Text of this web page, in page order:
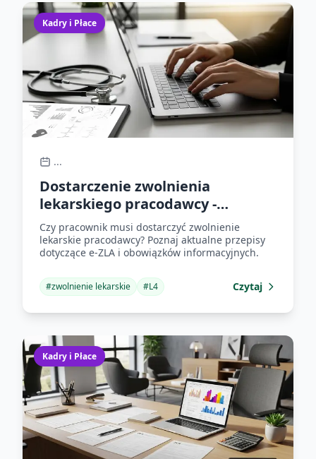
Kadry i Płace
...
Dostarczenie zwolnienia
lekarskiego pracodawcy -
przepisy 2025
Czy pracownik musi dostarczyć zwolnienie
lekarskie pracodawcy? Poznaj aktualne przepisy
dotyczące e-ZLA i obowiązków informacyjnych.
#zwolnienie lekarskie #L4 Czytaj
Kadry i Płace